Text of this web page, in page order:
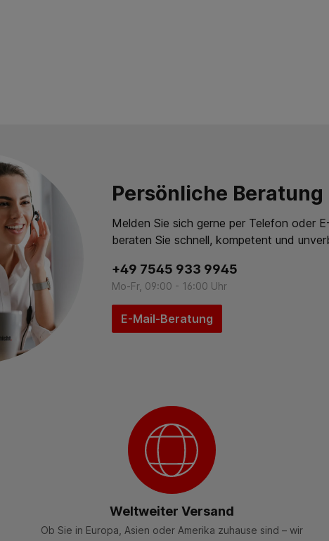
Persönliche Beratung
Melden Sie sich gerne per Telefon oder
beraten Sie schnell, kompetent und
+49 7545 933 9945
Mo-Fr, 09:00 - 16:00 Uhr
E-Mail-Beratung
Weltweiter Versand
Ob Sie in Europa, Asien oder Amerika zuhause sind – wir